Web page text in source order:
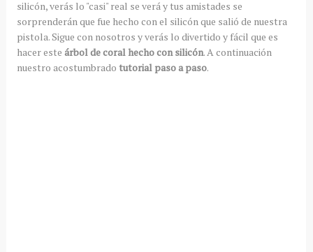
silicón, verás lo "casi" real se verá y tus amistades se
sorprenderán que fue hecho con el silicón que salió de nuestra
pistola. Sigue con nosotros y verás lo divertido y fácil que es
hacer este árbol de coral hecho con silicón. A continuación
nuestro acostumbrado tutorial paso a paso.